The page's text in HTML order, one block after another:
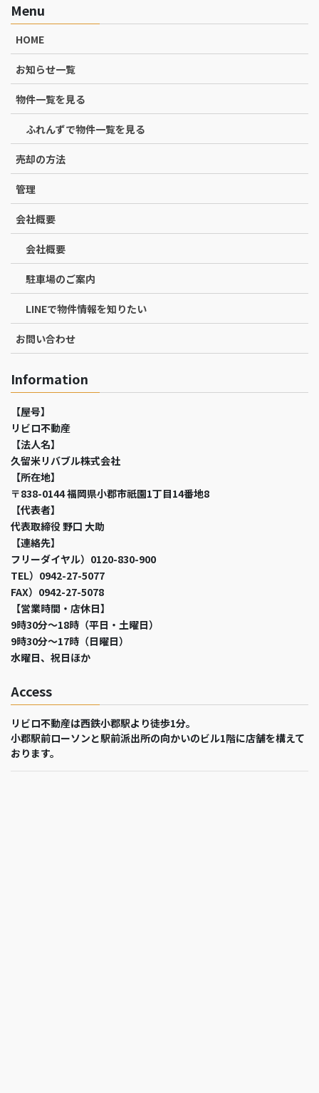
Menu
HOME
お知らせ一覧
物件一覧を見る
ふれんずで物件一覧を見る
売却の方法
管理
会社概要
会社概要
駐車場のご案内
LINEで物件情報を知りたい
お問い合わせ
Information
【屋号】
リビロ不動産
【法人名】
久留米リバブル株式会社
【所在地】
〒838-0144 福岡県小郡市祇園1丁目14番地8
【代表者】
代表取締役 野口 大助
【連絡先】
フリーダイヤル）0120-830-900
TEL）0942-27-5077
FAX）0942-27-5078
【営業時間・店休日】
9時30分～18時（平日・土曜日）
9時30分～17時（日曜日）
水曜日、祝日ほか
Access
リビロ不動産は西鉄小郡駅より徒歩1分。
小郡駅前ローソンと駅前派出所の向かいのビル1階に店舗を構えて
おります。